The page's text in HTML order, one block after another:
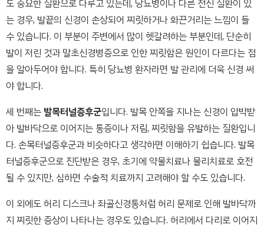
도 중요한 질환으로 다루고 있는데, 당뇨병이나 다른 전신 질환이 있
는 경우, 발끝의 신경이 손상되어 찌릿하거나 화끈거리는 느낌이 들
수 있습니다. 이 부분이 주변에서 많이 헷갈려하는 부분인데, 단순히
발이 저린 것과 말초신경병증으로 인한 찌릿함은 원인이 다르다는 점
을 알아두어야 합니다. 특히 당뇨병 환자라면 발 관리에 더욱 신경 써
야 합니다.
세 번째는 발목터널증후군입니다. 발목 안쪽을 지나는 신경이 압박받
아 발바닥으로 이어지는 통증이나 저림, 찌릿함을 유발하는 질환입니
다. 손목터널증후군과 비슷하다고 생각하면 이해하기 쉽습니다. 발목
터널증후군으로 진단받은 경우, 초기에 약물치료나 물리치료로 호전
될 수 있지만, 심하면 수술적 치료까지 고려해야 할 수도 있습니다.
이 외에도 허리 디스크나 좌골신경통처럼 허리 문제로 인해 발바닥까
지 찌릿한 증상이 나타나는 경우도 있습니다. 허리에서 다리로 이어지